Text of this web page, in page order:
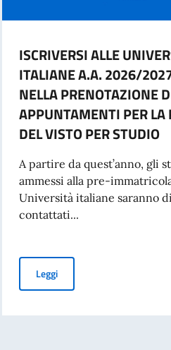
FINALE
Tosca Zampini – voce, Tolga During –
ISCRIVERSI ALLE
ITALIANE A.A. 2026/
NELLA PRENOTAZIONE
APPUNTAMENTI PER LA
DEL VISTO PER STUDIO
A partire da quest’anno, gli
ammessi alla pre-
Università italiane saranno
contattati...
LeggiISCRIVERSI ALLE